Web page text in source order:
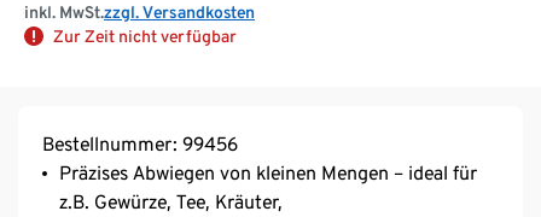
inkl. MwSt.zzgl. Versandkosten
Zur Zeit nicht verfügbar
Bestellnummer: 99456
Präzises Abwiegen von kleinen Mengen – ideal für
z.B. Gewürze, Tee, Kräuter,